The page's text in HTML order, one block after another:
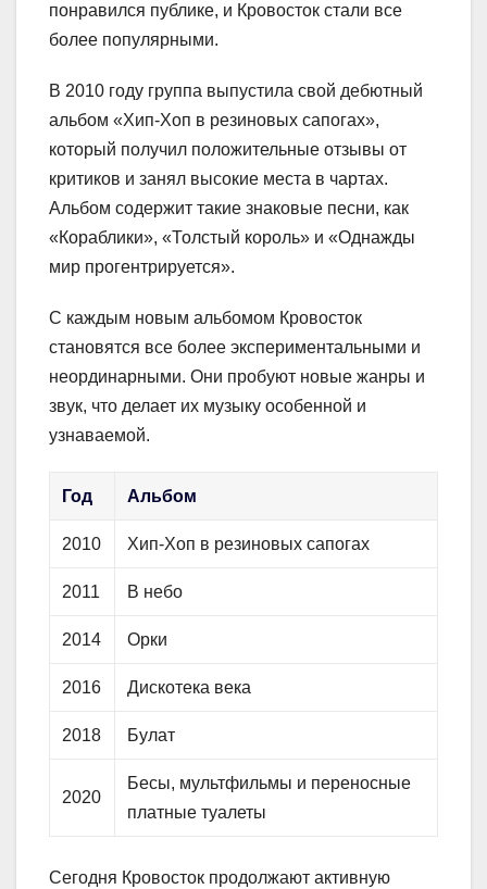
понравился публике, и Кровосток стали все
более популярными.
В 2010 году группа выпустила свой дебютный
альбом «Хип-Хоп в резиновых сапогах»,
который получил положительные отзывы от
критиков и занял высокие места в чартах.
Альбом содержит такие знаковые песни, как
«Кораблики», «Толстый король» и «Однажды
мир прогентрируется».
С каждым новым альбомом Кровосток
становятся все более экспериментальными и
неординарными. Они пробуют новые жанры и
звук, что делает их музыку особенной и
узнаваемой.
Год Альбом
2010 Хип-Хоп в резиновых сапогах
2011 В небо
2014 Орки
2016 Дискотека века
2018 Булат
2020
Бесы, мультфильмы и переносные
платные туалеты
Сегодня Кровосток продолжают активную